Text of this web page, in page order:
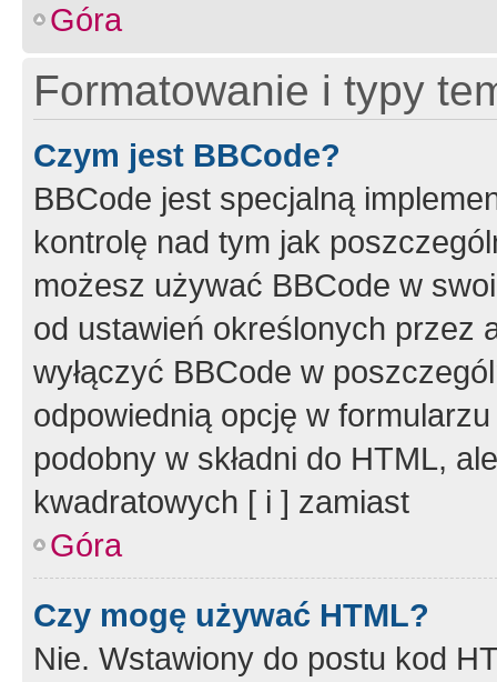
Góra
Formatowanie i typy
Czym jest BBCode?
BBCode jest specjalną
kontrolę nad tym jak
możesz używać BBCode w
od ustawień określonych przez
wyłączyć BBCode w
odpowiednią opcję w
podobny w składni do HTML,
kwadratowych [ i ] zamiast
Góra
Czy mogę używać HTML?
Nie. Wstawiony do postu kod